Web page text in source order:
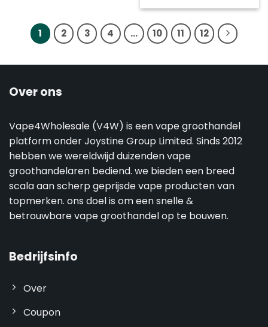
1 2 3 4 ... 10 11 12
Over ons
Vape4Wholesale (V4W) is een vape groothandel
platform onder Joystine Group Limited. Sinds 2012
hebben we wereldwijd duizenden vape
groothandelaren bediend. we bieden een breed
scala aan scherp geprijsde vape producten van
topmerken. ons doel is om een snelle &
betrouwbare vape groothandel op te bouwen.
Bedrijfsinfo
Over
Coupon